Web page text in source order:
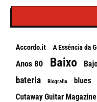
Accordo.it A Essência da
Anos 80 Baixo
bateria Biografia blues
Cutaway Guitar Magazine